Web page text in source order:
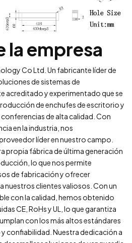
la empresa
Co Ltd. Un fabricante líder de
de sistemas de
acreditado y experimentado que se
de enchufes de escritorio y
de alta calidad. Con
en la industria, nos
líder en nuestro campo.
propia fábrica de última generación
lo que nos permite
de fabricación y ofrecer
nuestros clientes valiosos. Con un
con la calidad, hemos obtenido
CE, RoHs y UL, lo que garantiza
con los más altos estándares
confiabilidad. Nuestra dedicación a